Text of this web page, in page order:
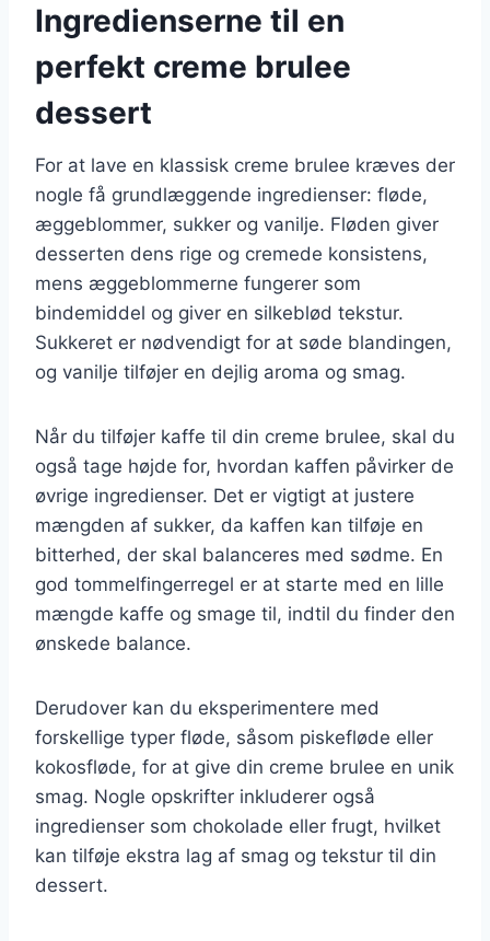
Ingredienserne til en
perfekt creme brulee
dessert
For at lave en klassisk creme brulee kræves der
nogle få grundlæggende ingredienser: fløde,
æggeblommer, sukker og vanilje. Fløden giver
desserten dens rige og cremede konsistens,
mens æggeblommerne fungerer som
bindemiddel og giver en silkeblød tekstur.
Sukkeret er nødvendigt for at søde blandingen,
og vanilje tilføjer en dejlig aroma og smag.
Når du tilføjer kaffe til din creme brulee, skal du
også tage højde for, hvordan kaffen påvirker de
øvrige ingredienser. Det er vigtigt at justere
mængden af sukker, da kaffen kan tilføje en
bitterhed, der skal balanceres med sødme. En
god tommelfingerregel er at starte med en lille
mængde kaffe og smage til, indtil du finder den
ønskede balance.
Derudover kan du eksperimentere med
forskellige typer fløde, såsom piskefløde eller
kokosfløde, for at give din creme brulee en unik
smag. Nogle opskrifter inkluderer også
ingredienser som chokolade eller frugt, hvilket
kan tilføje ekstra lag af smag og tekstur til din
dessert.